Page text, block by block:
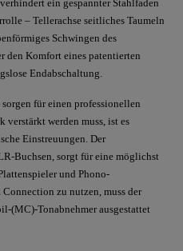
ein gespannter Stahlfaden
– Tellerachse seitliches Taumeln
Schwingen des
den Komfort eines patentierten
Endabschaltung.
für einen professionellen
verstärkt werden muss, ist es
Einstreuungen. Der
Buchsen, sorgt für eine möglichst
und Phono-
zu nutzen, muss der
(MC)-Tonabnehmer ausgestattet